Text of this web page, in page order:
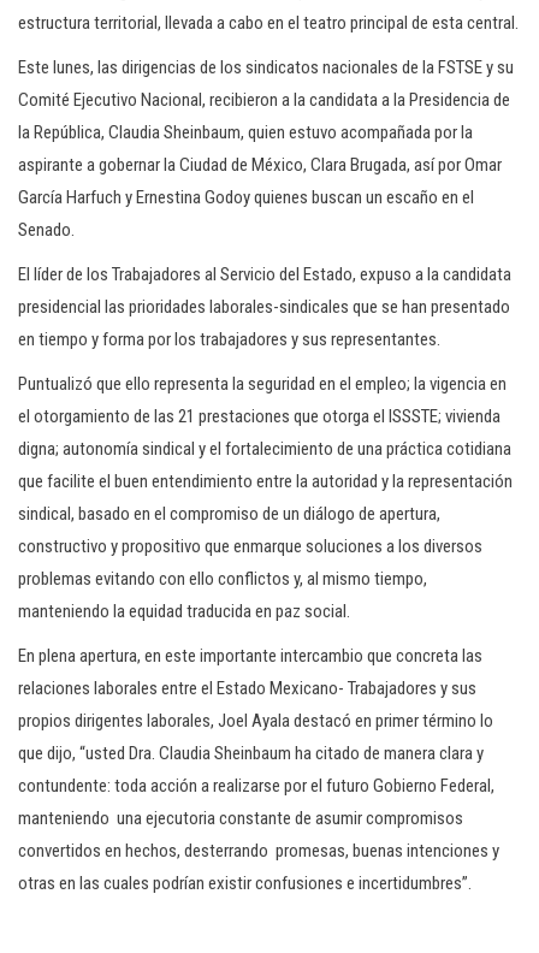
estructura territorial, llevada a cabo en el teatro principal de esta central.
Este lunes, las dirigencias de los sindicatos nacionales de la FSTSE y su
Comité Ejecutivo Nacional, recibieron a la candidata a la Presidencia de
la República, Claudia Sheinbaum, quien estuvo acompañada por la
aspirante a gobernar la Ciudad de México, Clara Brugada, así por Omar
García Harfuch y Ernestina Godoy quienes buscan un escaño en el
Senado.
El líder de los Trabajadores al Servicio del Estado, expuso a la candidata
presidencial las prioridades laborales-sindicales que se han presentado
en tiempo y forma por los trabajadores y sus representantes.
Puntualizó que ello representa la seguridad en el empleo; la vigencia en
el otorgamiento de las 21 prestaciones que otorga el ISSSTE; vivienda
digna; autonomía sindical y el fortalecimiento de una práctica cotidiana
que facilite el buen entendimiento entre la autoridad y la representación
sindical, basado en el compromiso de un diálogo de apertura,
constructivo y propositivo que enmarque soluciones a los diversos
problemas evitando con ello conflictos y, al mismo tiempo,
manteniendo la equidad traducida en paz social.
En plena apertura, en este importante intercambio que concreta las
relaciones laborales entre el Estado Mexicano- Trabajadores y sus
propios dirigentes laborales, Joel Ayala destacó en primer término lo
que dijo, “usted Dra. Claudia Sheinbaum ha citado de manera clara y
contundente: toda acción a realizarse por el futuro Gobierno Federal,
manteniendo una ejecutoria constante de asumir compromisos
convertidos en hechos, desterrando promesas, buenas intenciones y
otras en las cuales podrían existir confusiones e incertidumbres”.